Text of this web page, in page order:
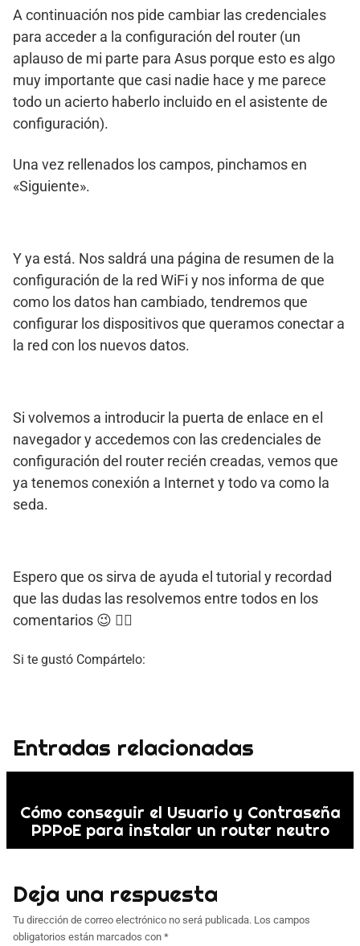
A continuación nos pide cambiar las credenciales
para acceder a la configuración del router (un
aplauso de mi parte para Asus porque esto es algo
muy importante que casi nadie hace y me parece
todo un acierto haberlo incluido en el asistente de
configuración).
Una vez rellenados los campos, pinchamos en
«Siguiente».
Y ya está. Nos saldrá una página de resumen de la
configuración de la red WiFi y nos informa de que
como los datos han cambiado, tendremos que
configurar los dispositivos que queramos conectar a
la red con los nuevos datos.
Si volvemos a introducir la puerta de enlace en el
navegador y accedemos con las credenciales de
configuración del router recién creadas, vemos que
ya tenemos conexión a Internet y todo va como la
seda.
Espero que os sirva de ayuda el tutorial y recordad
que las dudas las resolvemos entre todos en los
comentarios 😉 👇🏼
Si te gustó Compártelo:
Entradas relacionadas
Cómo conseguir el Usuario y Contraseña
PPPoE para instalar un router neutro
Deja una respuesta
Tu dirección de correo electrónico no será publicada. Los campos
obligatorios están marcados con *